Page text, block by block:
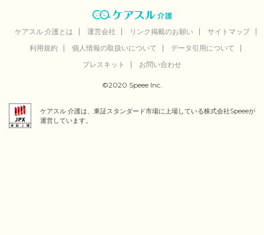
ケアスル 介護とは 運営会社 リンク掲載のお願い
サイトマップ
利用規約
個人情報の取扱いについて
データ引用について
プレスキット
お問い合わせ
©2020 Speee Inc.
ケアスル 介護は、東証スタンダード市場に上場している株式会社Speeeが
運営しています。